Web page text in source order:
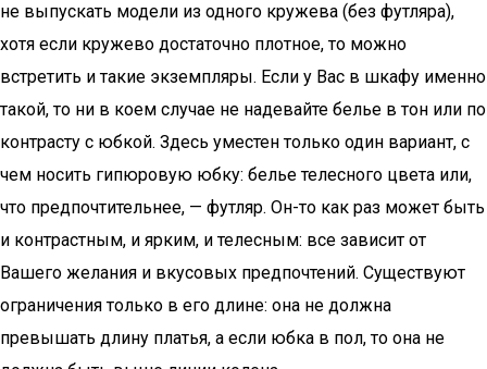
не выпускать модели из одного кружева (без футляра),
хотя если кружево достаточно плотное, то можно
встретить и такие экземпляры. Если у Вас в шкафу именно
такой, то ни в коем случае не надевайте белье в тон или по
контрасту с юбкой. Здесь уместен только один вариант, с
чем носить гипюровую юбку: белье телесного цвета или,
что предпочтительнее, — футляр. Он-то как раз может быть
и контрастным, и ярким, и телесным: все зависит от
Вашего желания и вкусовых предпочтений. Существуют
ограничения только в его длине: она не должна
превышать длину платья, а если юбка в пол, то она не